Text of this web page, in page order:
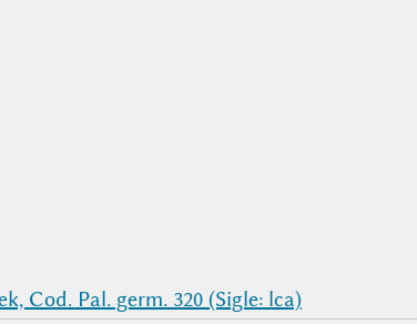
Cod. Pal. germ. 320 (Sigle: lca)